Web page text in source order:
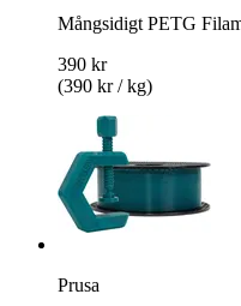
Mångsidigt PETG
390 kr
(390 kr / kg)
Prusa